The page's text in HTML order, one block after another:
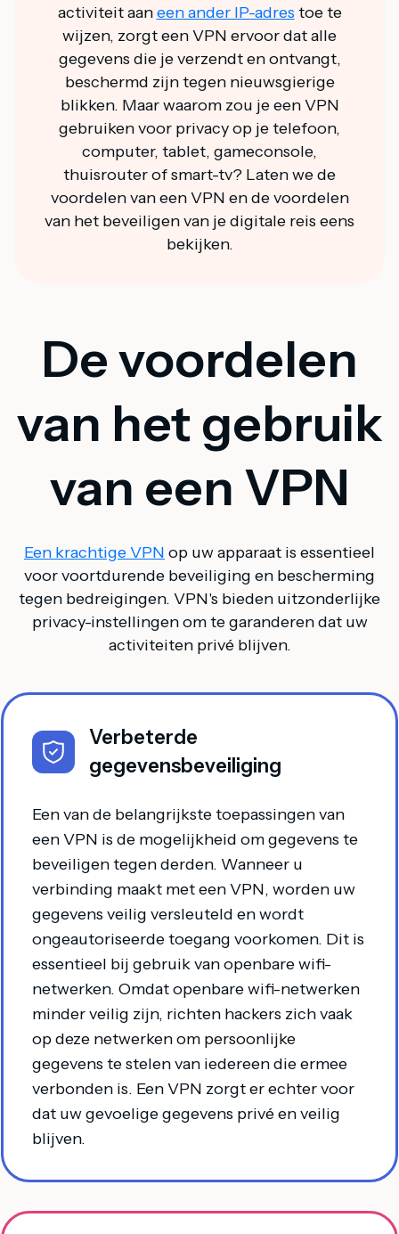
activiteit aaneen ander IP-adres toe te
wijzen, zorgt een VPN ervoor dat alle
gegevens die je verzendt en ontvangt,
beschermd zijn tegen nieuwsgierige
blikken. Maar waarom zou je een VPN
gebruiken voor privacy op je telefoon,
computer, tablet, gameconsole,
thuisrouter of smart-tv? Laten we de
voordelen van een VPN en de voordelen
van het beveiligen van je digitale reis eens
bekijken.
De voordelen
van het gebruik
van een VPN
Een krachtige VPN op uw apparaat is essentieel
voor voortdurende beveiliging en bescherming
tegen bedreigingen. VPN's bieden uitzonderlijke
privacy-instellingen om te garanderen dat uw
activiteiten privé blijven.
Verbeterde
gegevensbeveiliging
Een van de belangrijkste toepassingen van
een VPN is de mogelijkheid om gegevens te
beveiligen tegen derden. Wanneer u
verbinding maakt met een VPN, worden uw
gegevens veilig versleuteld en wordt
ongeautoriseerde toegang voorkomen. Dit is
essentieel bij gebruik van openbare wifi-
netwerken. Omdat openbare wifi-netwerken
minder veilig zijn, richten hackers zich vaak
op deze netwerken om persoonlijke
gegevens te stelen van iedereen die ermee
verbonden is. Een VPN zorgt er echter voor
dat uw gevoelige gegevens privé en veilig
blijven.